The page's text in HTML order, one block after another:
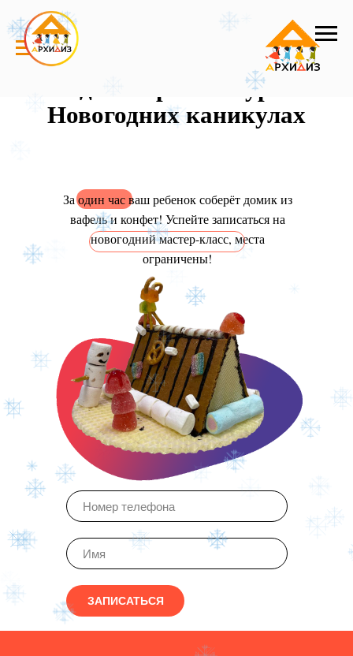
За один час ваш ребенок соберёт домик из
вафель и конфет! Успейте записаться на
новогодний мастер-класс, места
ограничены!
Сладкая Архитектура на
Новогодних каникулах
ЗАПИСАТЬСЯ